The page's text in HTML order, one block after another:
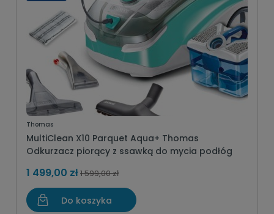
Thomas
MultiClean X10 Parquet Aqua+ Thomas
Odkurzacz piorący z ssawką do mycia podłóg
1 499,00 zł1 599,00 zł
Do koszyka